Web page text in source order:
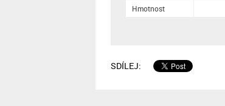
Hmotnost
SDÍLEJ: